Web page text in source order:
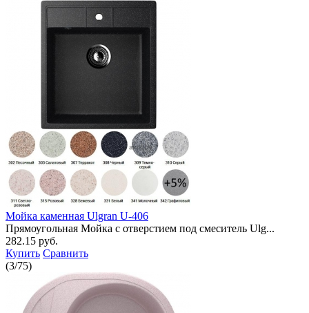
Мойка каменная Ulgran U-406
Прямоугольная Мойка с отверстием под смеситель Ulg...
282.15 руб.
Купить Сравнить
(3/75)